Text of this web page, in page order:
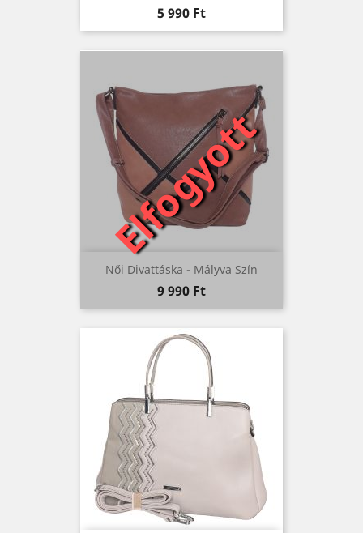
Ár
5 990 Ft
Elfogyott
Női Divattáska - Mályva Szín
Ár
9 990 Ft